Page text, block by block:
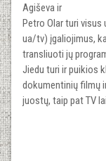
Agiševa ir
Petro Olar turi
ua/tv) įgaliojimus,
transliuoti jų
Jiedu turi ir puikios
dokumentinių filmų
juostų, taip pat TV